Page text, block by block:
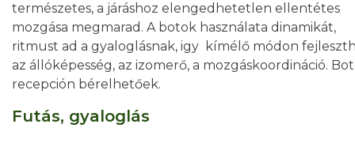
természetes, a járáshoz elengedhetetlen ellentétes
mozgása megmarad. A botok használata dinamikát,
ritmust ad a gyaloglásnak, igy kímélő módon
az állóképesség, az izomerő, a mozgáskoordináció.
recepción bérelhetőek.
Futás, gyaloglás